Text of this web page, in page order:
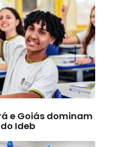
e Goiás dominam
Ideb